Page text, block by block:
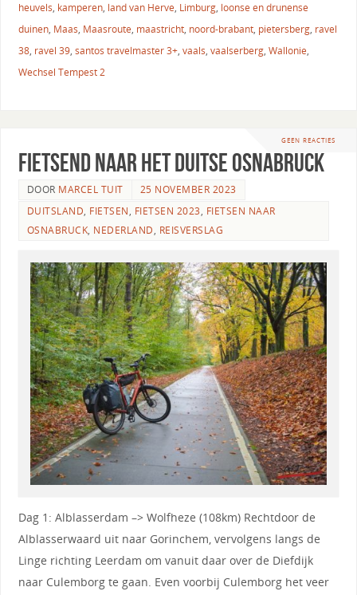
heuvels, kamperen, land van Herve, Limburg, loonse en drunense
duinen, Maas, Maasroute, maastricht, noord-brabant, pietersberg, ravel
38, ravel 39, santos travelmaster 3+, vaals, vaalserberg, Wallonie,
Wechsel Tempest 2
GEEN REACTIES
Fietsend naar het Duitse Osnabruck
DOOR MARCEL TUIT
25 NOVEMBER 2023
DUITSLAND, FIETSEN, FIETSEN 2023, FIETSEN NAAR
OSNABRUCK, NEDERLAND, REISVERSLAG
Dag 1: Alblasserdam –> Wolfheze (108km) Rechtdoor de
Alblasserwaard uit naar Gorinchem, vervolgens langs de
Linge richting Leerdam om vanuit daar over de Diefdijk
naar Culemborg te gaan. Even voorbij Culemborg het veer